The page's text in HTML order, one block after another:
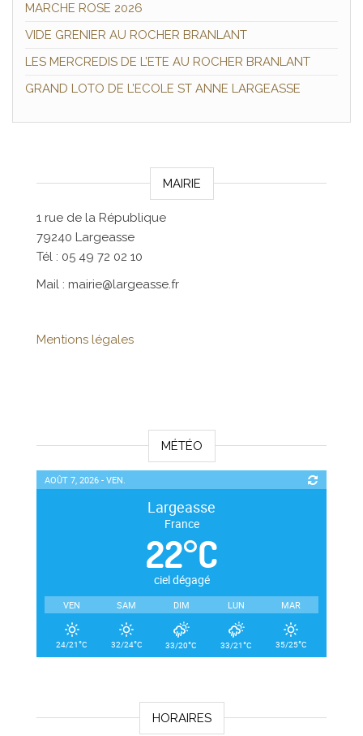
MARCHE ROSE 2026
VIDE GRENIER AU ROCHER BRANLANT
LES MERCREDIS DE L’ETE AU ROCHER BRANLANT
GRAND LOTO DE L’ECOLE ST ANNE LARGEASSE
MAIRIE
1 rue de la République
79240 Largeasse
Tél : 05 49 72 02 10
Mail : mairie@largeasse.fr
Mentions légales
MÉTÉO
AOÛT 7, 2026 - VEN.
Largeasse
France
22°C
ciel dégagé
VEN SAM DIM LUN MAR
24/21°C 32/24°C 33/20°C 33/21°C 35/25°C
HORAIRES